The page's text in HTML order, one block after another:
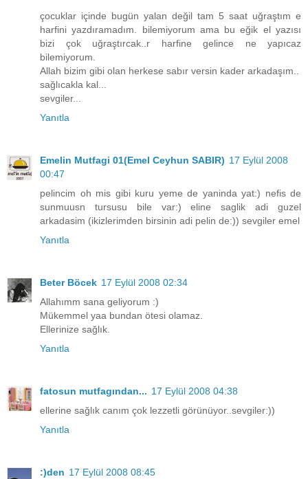
çocuklar içinde bugün yalan değil tam 5 saat uğraştım e
harfini yazdıramadım. bilemiyorum ama bu eğik el yazısı
bizi çok uğraştırcak..r harfine gelince ne yapıcaz
bilemiyorum.
Allah bizim gibi olan herkese sabır versin kader arkadaşım..
sağlıcakla kal...
sevgiler...
Yanıtla
Emelin Mutfagi 01(Emel Ceyhun SABIR) 17 Eylül 2008
00:47
pelincim oh mis gibi kuru yeme de yaninda yat:) nefis de
sunmuusn tursusu bile var:) eline saglik adi guzel
arkadasim (ikizlerimden birsinin adi pelin de:)) sevgiler emel
Yanıtla
Beter Böcek 17 Eylül 2008 02:34
Allahımm sana geliyorum :)
Mükemmel yaa bundan ötesi olamaz.
Ellerinize sağlık.
Yanıtla
fatosun mutfagından... 17 Eylül 2008 04:38
ellerine sağlık canım çok lezzetli görünüyor..sevgiler:))
Yanıtla
:)den 17 Eylül 2008 08:45